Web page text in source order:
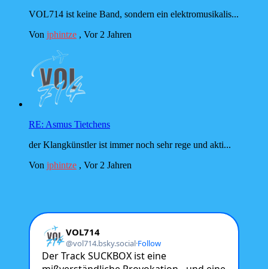
VOL714 ist keine Band, sondern ein elektromusikalis...
Von jphintze , Vor 2 Jahren
RE: Asmus Tietchens
der Klangkünstler ist immer noch sehr rege und akti...
Von jphintze , Vor 2 Jahren